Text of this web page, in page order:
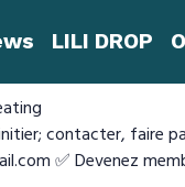
LILI DROP
contacter, faire
✅ Devenez